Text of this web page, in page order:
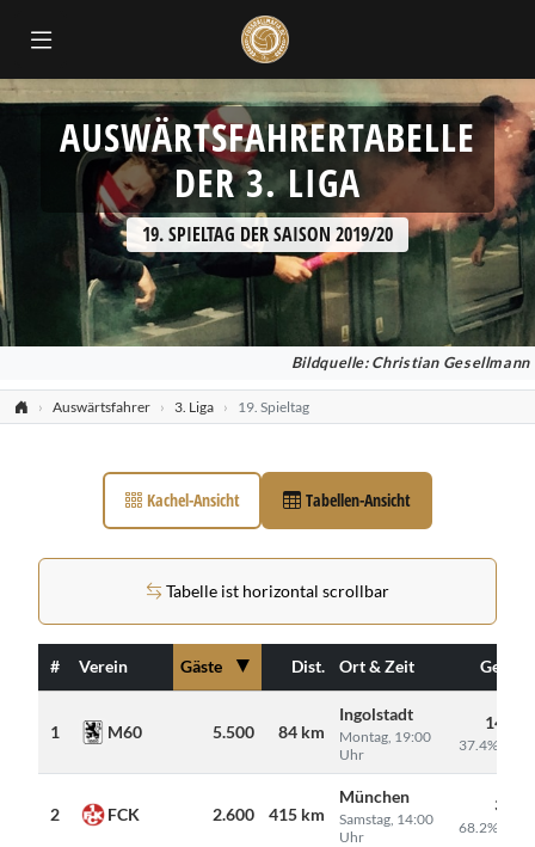
AUSWÄRTSFAHRERTABELLE
DER 3. LIGA
19. SPIELTAG DER SAISON 2019/20
Bildquelle: Christian Gesellmann
Auswärtsfahrer 3. Liga 19. Spieltag
Kachel-Ansicht Tabellen-Ansicht
Tabelle ist horizontal scrollbar
# Verein Gäste ▼ Dist. Ort & Zeit
1 M60 5.500 84 km
Ingolstadt
Montag, 19:00
Uhr
37.4%
2 FCK 2.600 415 km
München
Samstag, 14:00
Uhr
68.2%